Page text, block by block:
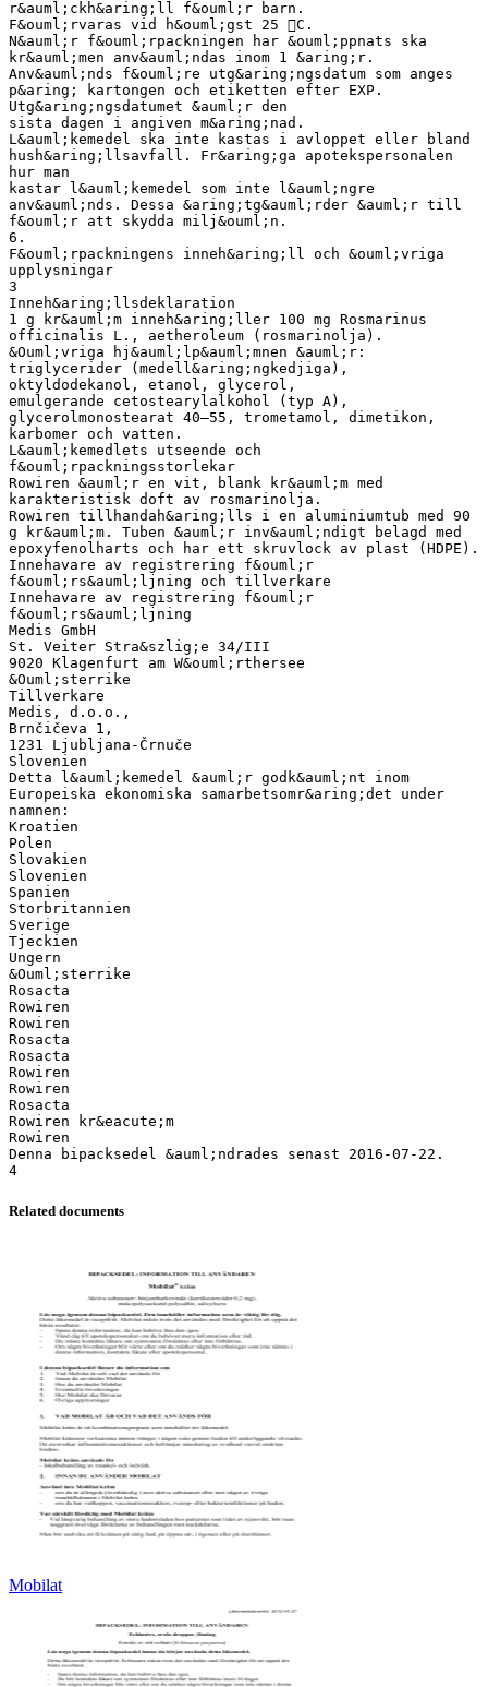
r&auml;ckh&aring;ll f&ouml;r barn.
F&ouml;rvaras vid h&ouml;gst 25 C.
N&auml;r f&ouml;rpackningen har &ouml;ppnats ska
kr&auml;men anv&auml;ndas inom 1 &aring;r.
Anv&auml;nds f&ouml;re utg&aring;ngsdatum som anges
p&aring; kartongen och etiketten efter EXP.
Utg&aring;ngsdatumet &auml;r den
sista dagen i angiven m&aring;nad.
L&auml;kemedel ska inte kastas i avloppet eller bland
hush&aring;llsavfall. Fr&aring;ga apotekspersonalen
hur man
kastar l&auml;kemedel som inte l&auml;ngre
anv&auml;nds. Dessa &aring;tg&auml;rder &auml;r till
f&ouml;r att skydda milj&ouml;n.
6.
F&ouml;rpackningens inneh&aring;ll och &ouml;vriga
upplysningar
3
Inneh&aring;llsdeklaration
1 g kr&auml;m inneh&aring;ller 100 mg Rosmarinus
officinalis L., aetheroleum (rosmarinolja).
&Ouml;vriga hj&auml;lp&auml;mnen &auml;r:
triglycerider (medell&aring;ngkedjiga),
oktyldodekanol, etanol, glycerol,
emulgerande cetostearylalkohol (typ A),
glycerolmonostearat 40–55, trometamol, dimetikon,
karbomer och vatten.
L&auml;kemedlets utseende och
f&ouml;rpackningsstorlekar
Rowiren &auml;r en vit, blank kr&auml;m med
karakteristisk doft av rosmarinolja.
Rowiren tillhandah&aring;lls i en aluminiumtub med 90
g kr&auml;m. Tuben &auml;r inv&auml;ndigt belagd med
epoxyfenolharts och har ett skruvlock av plast (HDPE).
Innehavare av registrering f&ouml;r
f&ouml;rs&auml;ljning och tillverkare
Innehavare av registrering f&ouml;r
f&ouml;rs&auml;ljning
Medis GmbH
St. Veiter Stra&szlig;e 34/III
9020 Klagenfurt am W&ouml;rthersee
&Ouml;sterrike
Tillverkare
Medis, d.o.o.,
Brnčičeva 1,
1231 Ljubljana-Črnuče
Slovenien
Detta l&auml;kemedel &auml;r godk&auml;nt inom
Europeiska ekonomiska samarbetsomr&aring;det under
namnen:
Kroatien
Polen
Slovakien
Slovenien
Spanien
Storbritannien
Sverige
Tjeckien
Ungern
&Ouml;sterrike
Rosacta
Rowiren
Rowiren
Rosacta
Rosacta
Rowiren
Rowiren
Rosacta
Rowiren kr&eacute;m
Rowiren
Denna bipacksedel &auml;ndrades senast 2016-07-22.
Related documents
Mobilat